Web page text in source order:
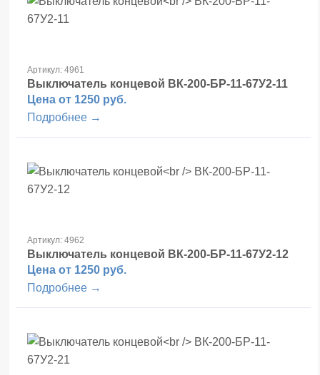
Артикул: 4961
Выключатель концевой ВК-200-БР-11-67У2-11
Цена от 1250 руб.
Подробнее →
Артикул: 4962
Выключатель концевой ВК-200-БР-11-67У2-12
Цена от 1250 руб.
Подробнее →